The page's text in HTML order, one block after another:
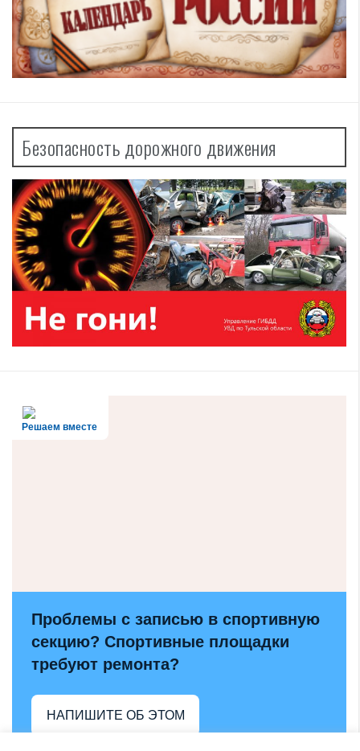
Безопасность дорожного движения
Решаем вместе
Проблемы с записью в спортивную
секцию? Спортивные площадки
требуют ремонта?
НАПИШИТЕ ОБ ЭТОМ